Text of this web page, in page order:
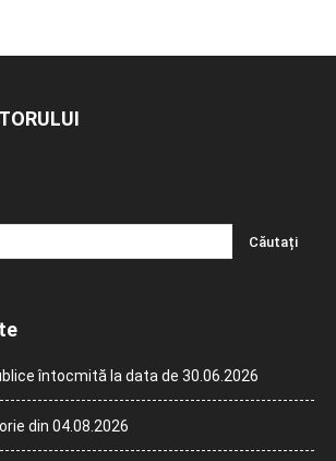
întocmită la data de 30.06.2026
din 04.08.2026